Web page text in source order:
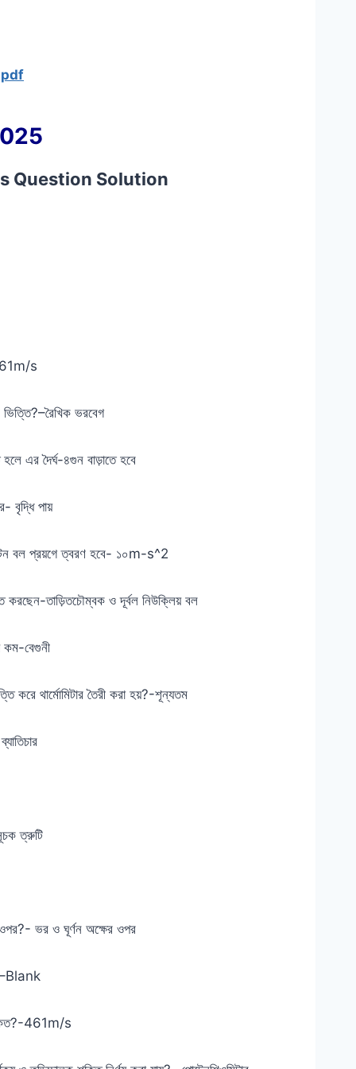
Question Solution
s
ভিত্তি?–রৈখিক ভরবেগ
এর দৈর্ঘ-৪গুন বাড়াতে হবে
বৃদ্ধি পায়
বল প্রয়গে ত্বরণ হবে- ১০m-s^2
করছেন-তাড়িতচৌম্বক ও দূর্বল নিউক্লিয় বল
কম-বেগুনী
করে থার্মোমিটার তৈরী করা হয়?-শূন্যতম
ত্রুটি
ভর ও ঘূর্ণন অক্ষের ওপর
কত?-461m/s